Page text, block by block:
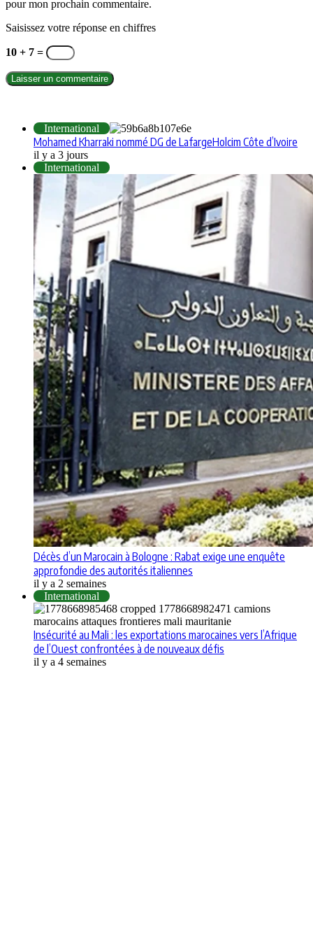
pour mon prochain commentaire.
Saisissez votre réponse en chiffres
10 + 7 =
International
Mohamed Kharraki nommé DG de LafargeHolcim Côte d’Ivoire
il y a 3 jours
International
Décès d’un Marocain à Bologne : Rabat exige une enquête
approfondie des autorités italiennes
il y a 2 semaines
International
Insécurité au Mali : les exportations marocaines vers l’Afrique
de l’Ouest confrontées à de nouveaux défis
il y a 4 semaines